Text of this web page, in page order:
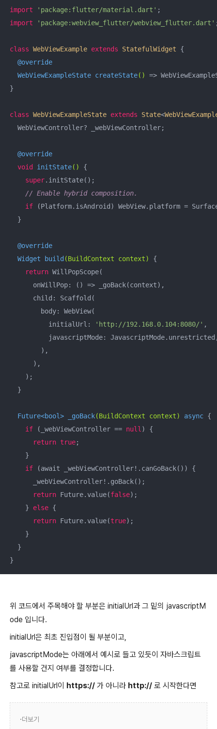
import 'package:flutter/material.dart'
import
'package:webview_flutter/webview_flutter.dart'
class WebViewExample extends StatefulWidget
{
@override
WebViewExampleState createState()
=>
}
class WebViewExampleState extends State<
  WebViewController? _webViewController;
@override
void
initState()
{
super.initState();
// Enable hybrid composition.
if (Platform.isAndroid) WebView.platform =
  }
@override
Widget
build (BuildContext context)
{
return WillPopScope(
      onWillPop: () => _goBack(context),
      child: Scaffold(
        body: WebView(
          initialUrl:
'http://192.168.0.104:8080/' ,
javascriptMode:
        ),
      ),
    );
  }
Future<bool> _goBack(BuildContext context) async {
if (_webViewController == null ) {
return true;
    }
if (await _webViewController!.canGoBack()) {
      _webViewController!.goBack();
return Future.value(false);
    }
else {
return Future.value(true);
    }
  }
}
위 코드에서 주목해야 할 부분은 initialUrl과 그 밑의 javascriptM
ode 입니다.
initialUrl은 최초 진입점이 될 부분이고,
javascriptMode는 아래에서 예시로 들고 있듯이 자바스크립트
를 사용할 건지 여부를 결정합니다.
참고로 initialUrl이 https:// 가 아니라 http:// 로 시작한다면
더보기